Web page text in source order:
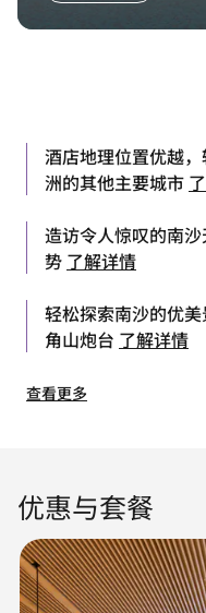
酒店地理位置优越
洲的其他主要城市
造访令人惊叹的南
势 了解详情
轻松探索南沙的优
角山炮台 了解详情
查看更多
优惠与套餐